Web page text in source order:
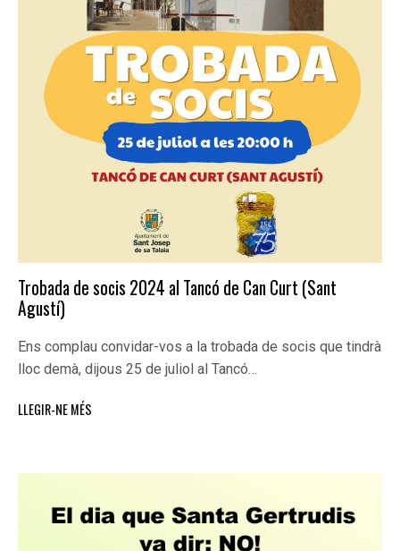
Trobada de socis 2024 al Tancó de Can Curt (Sant
Agustí)
Ens complau convidar-vos a la trobada de socis que tindrà
lloc demà, dijous 25 de juliol al Tancó…
LLEGIR-NE MÉS